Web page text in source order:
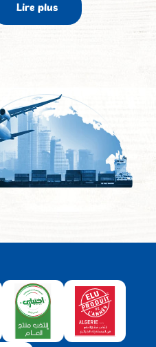
Lire plus